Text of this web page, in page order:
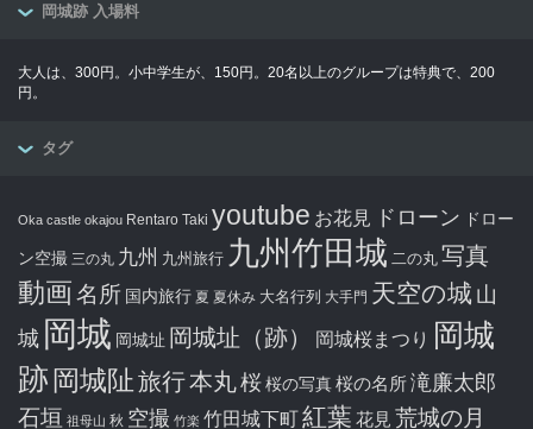
岡城跡 入場料
大人は、300円。小中学生が、150円。20名以上のグループは特典で、200
円。
タグ
Oka castle okajou Rentaro Taki youtube お花見 ドローン ドロー
ン空撮 三の丸 九州 九州旅行 九州竹田城 二の丸 写真
動画名所 国内旅行 夏 夏休み 大名行列 大手門 天空の城 山
城 岡城 岡城址 岡城址（跡） 岡城桜まつり 岡城
跡 岡城阯旅行本丸桜桜の写真桜の名所滝廉太郎
石垣 祖母山 秋 空撮 竹楽 竹田城下町紅葉 花見 荒城の月